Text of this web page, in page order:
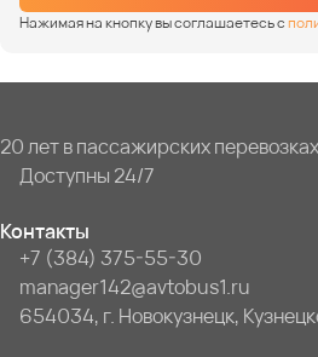
Нажимая на кнопку вы соглашаетесь с
20 лет в пассажирских перевозках
Доступны 24/7
Контакты
+7 (384) 375-55-30
manager142@avtobus1.ru
654034, г. Новокузнецк,